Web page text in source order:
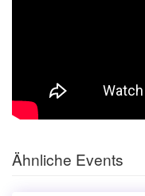
Ähnliche Events